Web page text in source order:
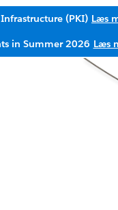
(PKI) Læs
in Summer 2026 Læs